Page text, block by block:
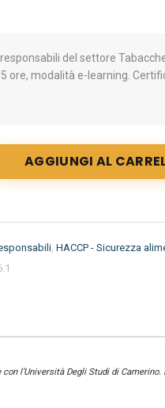
del settore
ore, modalità e-learning.
AGGIUNGI AL
, HACCP - Sicurezza
l’Università Degli Studi di Camerino.